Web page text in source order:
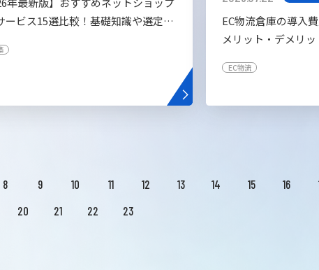
ービス15選比較！基礎知識や選定基
EC物流倉庫の導入
メリット・デメリッ
EC物流
8 9 10 11 12 13 14 15 16
20
21 22 23